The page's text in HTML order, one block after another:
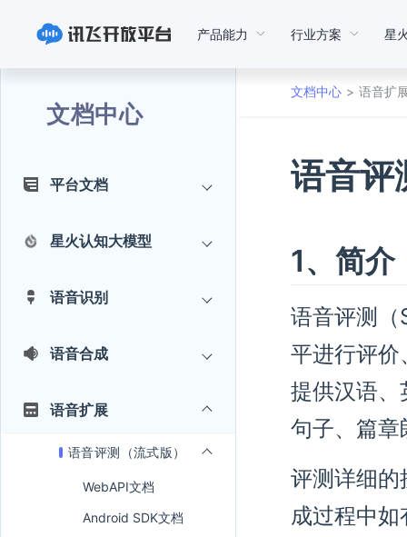
产品能力 行业方案 星
文档中心
平台文档
星火认知大模型
语音识别
语音合成
语音扩展
语音评测（流式版）
WebAPI文档
Android SDK文档
文档中心 语音扩
语音评
1、简介
语音评测
平进行评价
提供汉语、
句子、篇章
评测详细
成过程中